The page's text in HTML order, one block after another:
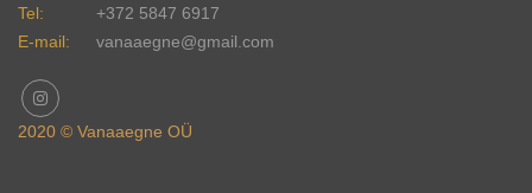
Tel:
+372 5847 6917
E-mail:
vanaaegne@gmail.com
2020 © Vanaaegne OÜ